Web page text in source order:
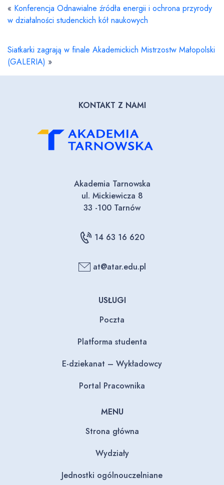
« Konferencja Odnawialne źródła energii i ochrona przyrody
w działalności studenckich kół naukowych
Siatkarki zagrają w finale Akademickich Mistrzostw Małopolski
(GALERIA) »
KONTAKT Z NAMI
Akademia Tarnowska
ul. Mickiewicza 8
33 -100 Tarnów
14 63 16 620
at@atar.edu.pl
USŁUGI
Poczta
Platforma studenta
E-dziekanat – Wykładowcy
Portal Pracownika
MENU
Strona główna
Wydziały
Jednostki ogólnouczelniane